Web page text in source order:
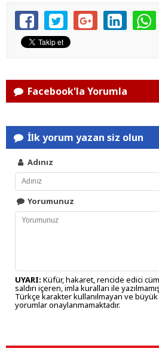
Facebook'la Yorumla
İlk yorum yazan siz olun
Adınız
Yorumunuz
UYARI: Küfür, hakaret, rencide edici
saldırı içeren, imla kuralları ile
Türkçe karakter kullanılmayan ve büyük
yorumlar onaylanmamaktadır.